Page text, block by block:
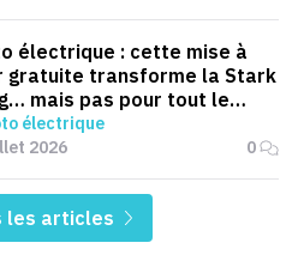
électrique : cette mise à
gratuite transforme la Stark
mais pas pour tout le
électrique
2026
0
les articles